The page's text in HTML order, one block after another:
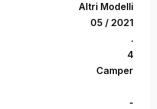
Altri Modelli
05 / 2021
.
4
Camper
-